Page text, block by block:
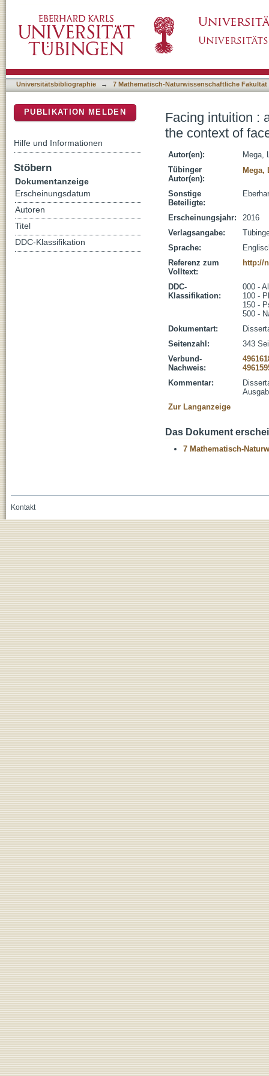
Universitätsbibliographie → 7 Mathematisch-Naturwissenschaftliche Fakultät
Facing intuition :
the context of
Autor(en):
Mega,
Tübinger
Autor(en):
Mega,
Sonstige
Beteiligte:
Erscheinungsjahr:
2016
Verlagsangabe:
Sprache:
Referenz zum
Volltext:
http://
DDC-
Klassifikation:
000 -
100 -
150 -
500 -
Dokumentart:
Seitenzahl:
343
Verbund-
Nachweis:
Kommentar:
Zur Langanzeige
Das Dokument
7 Mathematisch-
PUBLIKATION MELDEN
Hilfe und Informationen
Stöbern
Dokumentanzeige
Erscheinungsdatum
Autoren
Titel
DDC-Klassifikation
Kontakt